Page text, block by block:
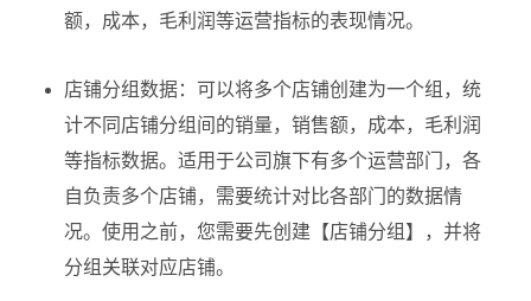
额，成本，毛利润等运营指标的表现情况。
店铺分组数据：可以将多个店铺创建为一个组，统
计不同店铺分组间的销量，销售额，成本，毛利润
等指标数据。适用于公司旗下有多个运营部门，各
自负责多个店铺，需要统计对比各部门的数据情
况。使用之前，您需要先创建【店铺分组】，并将
分组关联对应店铺。